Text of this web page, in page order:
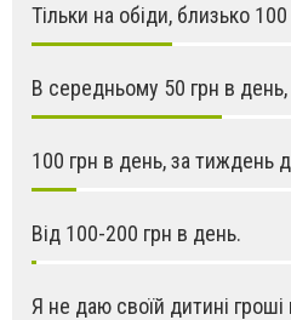
Тільки на обіди, близько
В середньому 50 грн в
100 грн в день, за тиждень
Від 100-200 грн в день.
Я не даю своїй дитині